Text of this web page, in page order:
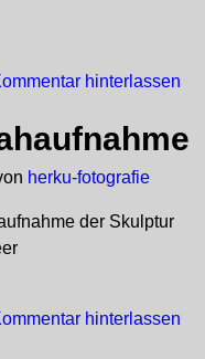
hinterlassen
herku-fotografie
der Skulptur
hinterlassen